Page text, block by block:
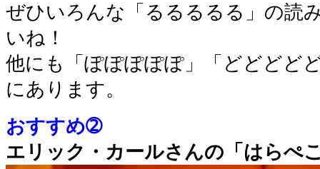
ぜひいろんな「るるるるる」の読
いね！
他にも「ぽぽぽぽぽ」「どどどど
にあります。
おすすめ➁
エリック・カールさんの「はらぺ